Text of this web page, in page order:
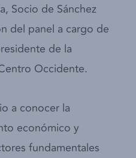
Socio de Sánchez
del panel a cargo de
de la
Occidente.
a conocer la
económico y
fundamentales